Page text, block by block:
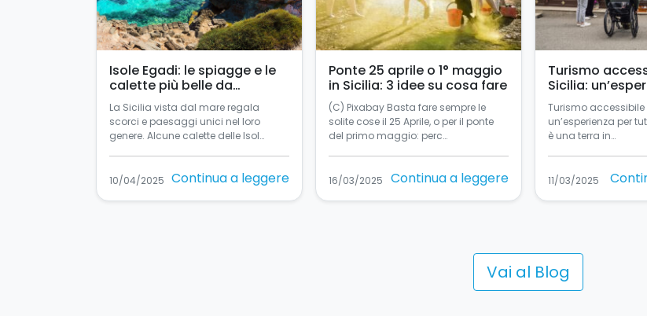
Isole Egadi: le spiagge e le
calette più belle da
raggiungere in barca a vela
La Sicilia vista dal mare regala
scorci e paesaggi unici nel loro
genere. Alcune calette delle Isol…
10/04/2025 Continua a leggere
Ponte 25 aprile o 1° maggio
in Sicilia: 3 idee su cosa fare
(C) Pixabay Basta fare sempre le
solite cose il 25 Aprile, o per il ponte
del primo maggio: perc…
16/03/2025 Continua a leggere
Turismo
Sicilia:
tutti
Turismo accessibile
un’esperienza per
è una terra in…
11/03/2025
Vai al Blog